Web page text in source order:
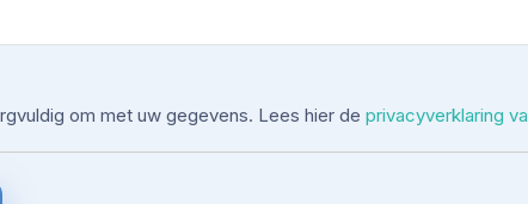
om met uw gegevens. Lees hier deprivacyverklaring